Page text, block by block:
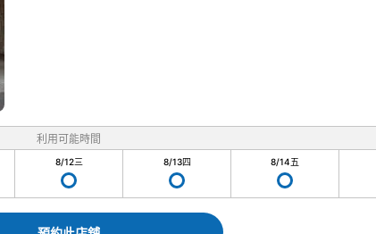
利用可能時間
8/12三 8/13四 8/14五